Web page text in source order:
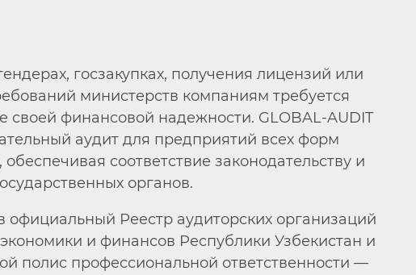
госзакупках, получения лицензий или
министерств компаниям требуется
своей финансовой надежности. GLOBAL-AUDIT
аудит для предприятий всех форм
обеспечивая соответствие законодательству и
органов.
Реестр аудиторских организаций
и финансов Республики Узбекистан и
полис профессиональной ответственности —